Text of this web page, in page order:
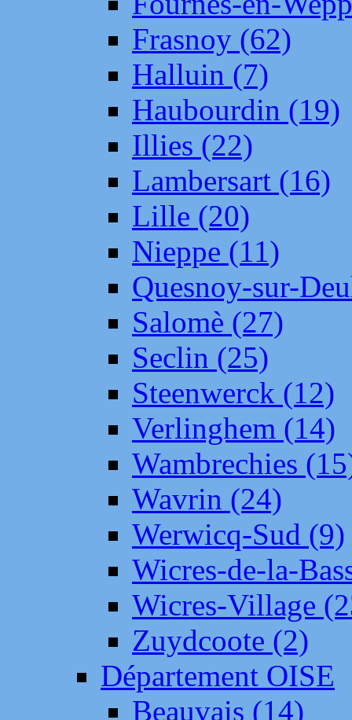
Frasnoy (62)
Halluin (7)
Haubourdin (19)
Illies (22)
Lambersart (16)
Lille (20)
Nieppe (11)
Quesnoy-sur-
Salomè (27)
Seclin (25)
Steenwerck (12)
Verlinghem (14)
Wambrechies
Wavrin (24)
Werwicq-Sud (9)
Wicres-de-la-
Wicres-Village
Zuydcoote (2)
Département OISE
Beauvais (14)